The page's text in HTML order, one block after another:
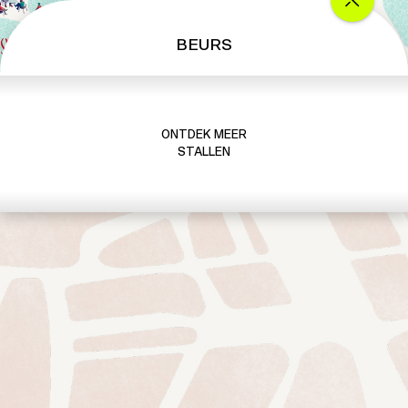
BEURS
ONTDEK MEER
STALLEN
t
i
l